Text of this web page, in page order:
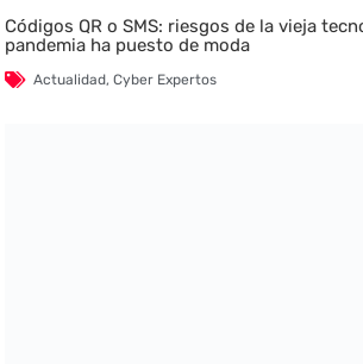
Códigos QR o SMS: riesgos de la vieja
pandemia ha puesto de moda
Actualidad,Cyber Expertos